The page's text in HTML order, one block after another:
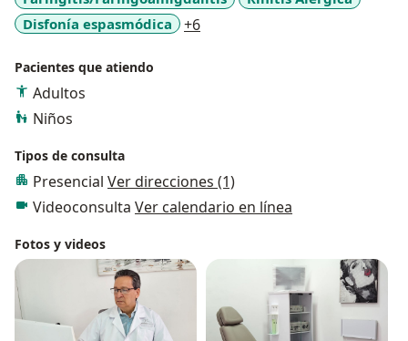
Disfonía espasmódica
+6a11y_sr_more_diseases
Pacientes que atiendo
Adultos
Niños
Tipos de consulta
Presencial Ver direcciones (1)
Videoconsulta Ver calendario en línea
Fotos y videos